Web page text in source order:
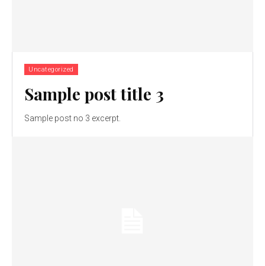
Uncategorized
Sample post title 3
Sample post no 3 excerpt.